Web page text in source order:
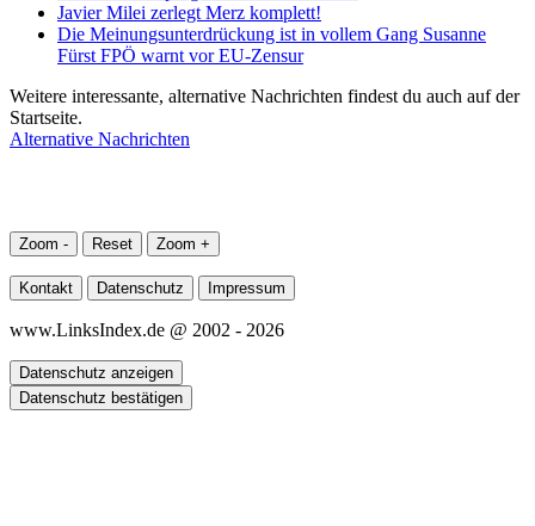
Javier Milei zerlegt Merz komplett!
Die Meinungsunterdrückung ist in vollem Gang Susanne
Fürst FPÖ warnt vor EU-Zensur
Weitere interessante, alternative Nachrichten findest du auch auf der
Startseite.
Alternative Nachrichten
Zoom - Reset Zoom +
Kontakt Datenschutz Impressum
www.LinksIndex.de @ 2002 - 2026
Datenschutz anzeigen
Datenschutz bestätigen